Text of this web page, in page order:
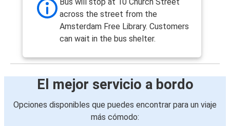
across the street from the
Amsterdam Free Library. Customers
can wait in the bus shelter.
El mejor servicio a bordo
Opciones disponibles que puedes encontrar para un viaje
más cómodo: